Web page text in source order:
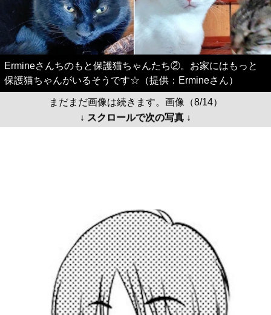
Ermineさんちのもと保護猫ちゃんたち②。お家にはもっと
保護猫ちゃんがいるそうです☆（提供：Ermineさん）
まだまだ画像は続きます。画像（8/14）
↓ スクロールで次の写真 ↓